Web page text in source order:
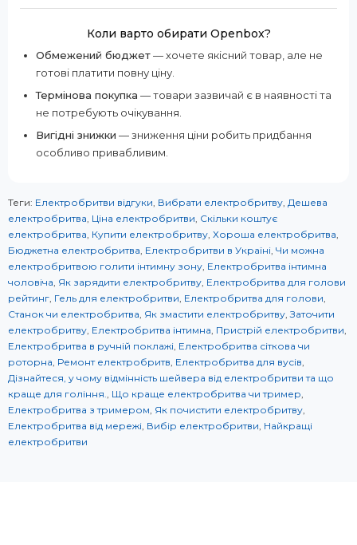
Коли варто обирати Openbox?
Обмежений бюджет— хочете якісний товар, але не
готові платити повну ціну.
Термінова покупка — товари зазвичай є в наявності та
не потребують очікування.
Вигідні знижки — зниження ціни робить придбання
особливо привабливим.
Теги: Електробритви відгуки, Вибрати електробритву, Дешева
електробритва, Ціна електробритви, Скільки коштує
електробритва, Купити електробритву, Хороша електробритва,
Бюджетна електробритва, Електробритви в Україні, Чи можна
електробритвою голити інтимну зону, Електробритва інтимна
чоловіча, Як зарядити електробритву, Електробритва для голови
рейтинг, Гель для електробритви, Електробритва для голови,
Станок чи електробритва, Як змастити електробритву,Заточити
електробритву, Електробритва інтимна, Пристрій електробритви,
Електробритва в ручній поклажі, Електробритва сіткова чи
роторна, Ремонт електробритв, Електробритва для вусів,
Дізнайтеся, у чому відмінність шейвера від електробритви та що
краще для гоління., Що краще електробритва чи тример,
Електробритва з тримером, Як почистити електробритву,
Електробритва від мережі, Вибір електробритви, Найкращі
електробритви